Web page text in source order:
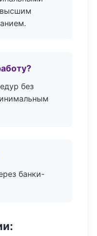
высшим
без
банки-